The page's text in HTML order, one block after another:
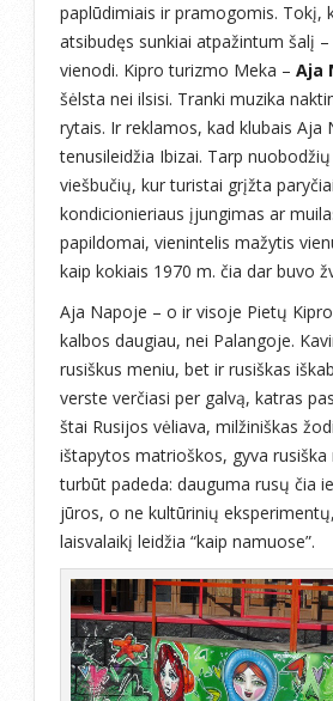
paplūdimiais ir pramogomis. Tokį,
atsibudęs sunkiai atpažintum šalį
vienodi. Kipro turizmo Meka – Aja
šėlsta nei ilsisi. Tranki muzika
rytais. Ir reklamos, kad klubais Aja
tenusileidžia Ibizai. Tarp
viešbučių, kur turistai grįžta
kondicionieriaus įjungimas ar
papildomai, vienintelis mažytis
kaip kokiais 1970 m. čia dar buvo
Aja Napoje – o ir visoje Pietų
kalbos daugiau, nei Palangoje.
rusiškus meniu, bet ir rusiškas
verste verčiasi per galvą, katras
štai Rusijos vėliava, milžiniškas
ištapytos matrioškos, gyva rusiška
turbūt padeda: dauguma rusų čia
jūros, o ne kultūrinių
laisvalaikį leidžia “kaip namuose”.